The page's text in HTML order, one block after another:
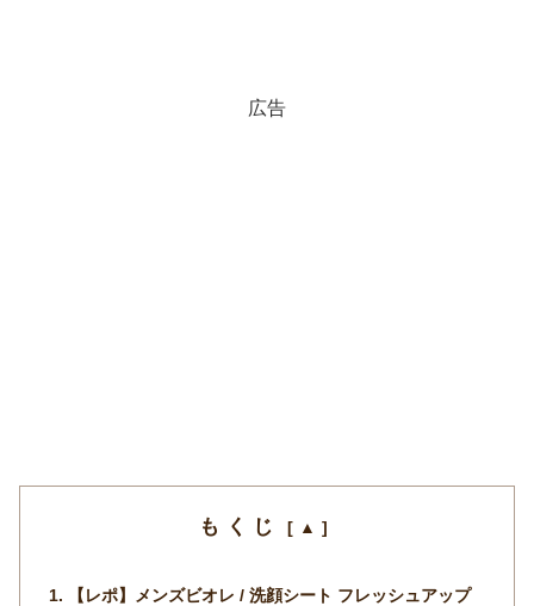
広告
もくじ
【レポ】メンズビオレ / 洗顔シート フレッシュアップ